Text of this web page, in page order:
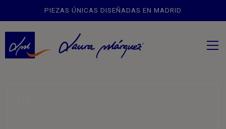
PIEZAS ÚNICAS DISEÑADAS EN MADRID